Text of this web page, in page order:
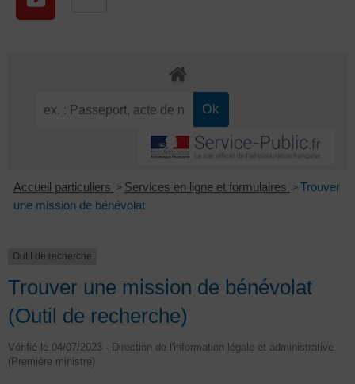
Accueil particuliers > Services en ligne et formulaires > Trouver
une mission de bénévolat
Outil de recherche
Trouver une mission de bénévolat
(Outil de recherche)
Vérifié le 04/07/2023 - Direction de l'information légale et administrative
(Première ministre)